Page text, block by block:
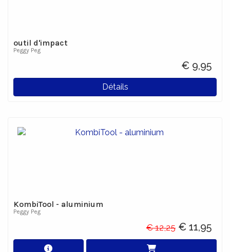
outil d'impact
Peggy Peg
€ 9,95
Détails
KombiTool - aluminium
Peggy Peg
€ 12,25 € 11,95